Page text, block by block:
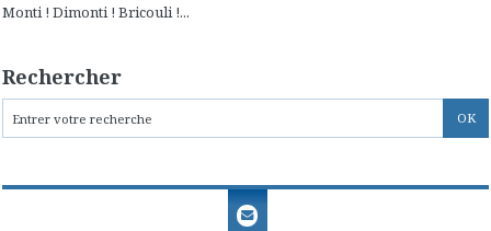
Monti ! Dimonti ! Bricouli !...
Rechercher